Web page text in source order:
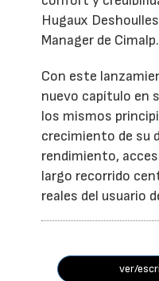
Hugaux
Manager de Cimalp.
Con este
nuevo capítulo en
los mismos
crecimiento de su
rendimiento,
largo recorrido
reales del usuario
ver/